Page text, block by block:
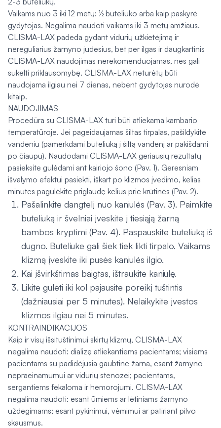
Vaikams nuo 3 iki 12 metų: ½ buteliuko arba kaip paskyrė
gydytojas. Negalima naudoti vaikams iki 3 metų amžiaus.
CLISMA-LAX padeda gydant vidurių užkietėjimą ir
nereguliarius žarnyno judesius, bet per ilgas ir daugkartinis
CLISMA-LAX naudojimas nerekomenduojamas, nes gali
sukelti priklausomybę. CLISMA-LAX neturėtų būti
naudojama ilgiau nei 7 dienas, nebent gydytojas nurodė
kitaip.
NAUDOJIMAS
Procedūra su CLISMA-LAX turi būti atliekama kambario
temperatūroje. Jei pageidaujamas šiltas tirpalas, pašildykite
vandeniu (pamerkdami buteliuką į šiltą vandenį ar pakišdami
po čiaupu). Naudodami CLISMA-LAX geriausių rezultatų
pasieksite gulėdami ant kairiojo šono (Pav. 1). Geresniam
išvalymo efektui pasiekti, iškart po klizmos įvedimo, kelias
minutes pagulėkite priglaudę kelius prie krūtinės (Pav. 2).
Pašalinkite dangtelį nuo kaniulės (Pav. 3). Paimkite
buteliuką ir švelniai įveskite į tiesiąją žarną
bambos kryptimi (Pav. 4). Paspauskite buteliuką iš
dugno. Buteliuke gali šiek tiek likti tirpalo. Vaikams
klizmą įveskite iki pusės kaniulės ilgio.
Kai įšvirkštimas baigtas, ištraukite kaniulę.
Likite gulėti iki kol pajausite poreikį tuštintis
(dažniausiai per 5 minutes). Nelaikykite įvestos
klizmos ilgiau nei 5 minutes.
KONTRAINDIKACIJOS
Kaip ir visų išsituštinimui skirtų klizmų, CLISMA-LAX
negalima naudoti: dializę atliekantiems pacientams; visiems
pacientams su padidėjusia gaubtine žarna, esant žarnyno
nepraeinamumui ar vidurių stenozei; pacientams,
sergantiems fekaloma ir hemorojumi. CLISMA-LAX
negalima naudoti: esant ūmiems ar lėtiniams žarnyno
uždegimams; esant pykinimui, vėmimui ar patiriant pilvo
skausmus.